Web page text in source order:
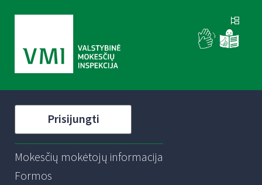
Prisijungti
Mokesčių mokėtojų informacija
Formos